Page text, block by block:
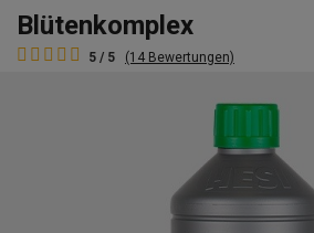
Blütenkomplex
5 / 5 (14 Bewertungen)